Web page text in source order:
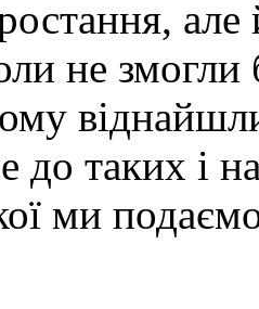
не
до таких і
ми